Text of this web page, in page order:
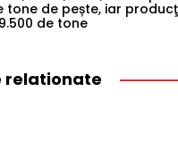
tone de pește, iar
de tone
relationate